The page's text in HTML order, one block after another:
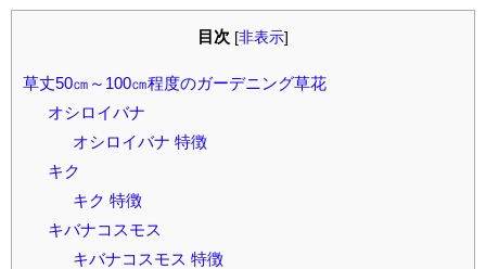
目次 [非表示]
草丈50㎝～100㎝程度のガーデニング草花
オシロイバナ
オシロイバナ 特徴
キク
キク 特徴
キバナコスモス
キバナコスモス 特徴